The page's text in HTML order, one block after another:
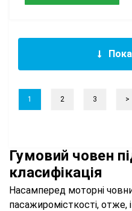
1 2 3 >
Гумовий човен
класифікація
Насамперед моторні
пасажиромісткості, отже,